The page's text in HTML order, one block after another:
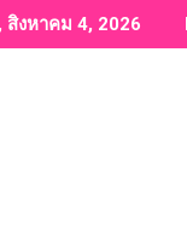
สิงหาคม 4, 2026